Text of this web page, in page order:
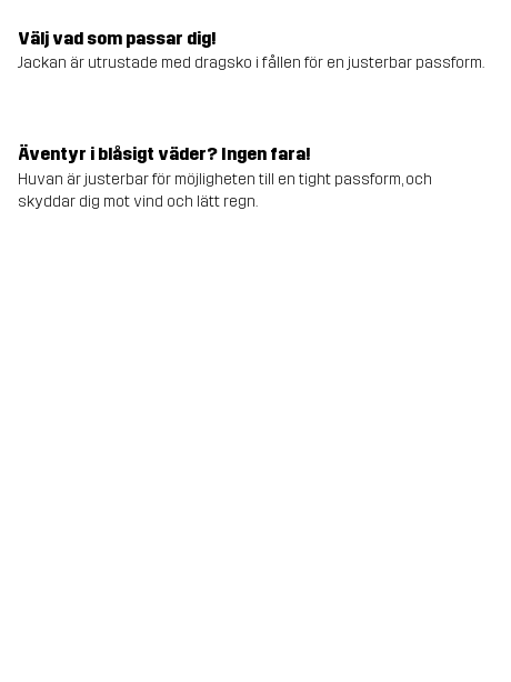
Välj vad som passar dig!
Jackan är utrustade med dragsko i fållen för en justerbar passform.
Äventyr i blåsigt väder? Ingen fara!
Huvan är justerbar för möjligheten till en tight passform, och
skyddar dig mot vind och lätt regn.